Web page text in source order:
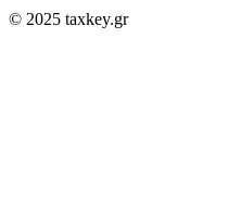
© 2025 taxkey.gr